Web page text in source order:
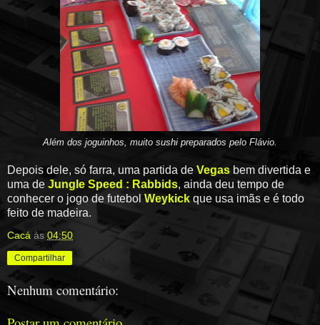
Além dos joguinhos, muito sushi preparados pelo Flávio.
Depois dele, só farra, uma partida de Vegas bem divertida e
uma de Jungle Speed : Rabbids, ainda deu tempo de
conhecer o jogo de futebol Weykick que usa imãs e é todo
feito de madeira.
Cacá às 04:50
Compartilhar
Nenhum comentário: